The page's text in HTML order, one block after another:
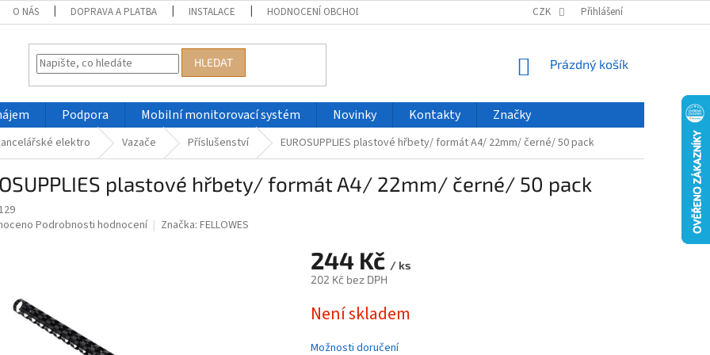
O NÁS DOPRAVA A PLATBA INSTALACE HODNOCENÍ OBCHODU VELKOOBCHOD ČASTO KLADENÉ DOTAZY
CZK Přihlášení
HLEDAT
NÁKUPNÍ
Prázdný košík
Podpora Mobilní monitorovací systém Novinky Kontakty Značky
elektro Vazače Příslušenství EUROSUPPLIES plastové hřbety/ formát A4/ 22mm/ černé/ 50 pack
plastové hřbety/ formát A4/ 22mm/ černé/ 50 pack
Podrobnosti hodnocení Značka: FELLOWES
244 Kč / ks
202 Kč bez DPH
cena:
Není skladem
Možnosti doručení